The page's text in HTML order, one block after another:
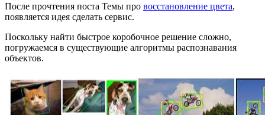
После прочтения поста Темы про восстановление цвета,
появляется идея сделать сервис.
Поскольку найти быстрое коробочное решение сложно,
погружаемся в существующие алгоритмы распознавания
объектов.